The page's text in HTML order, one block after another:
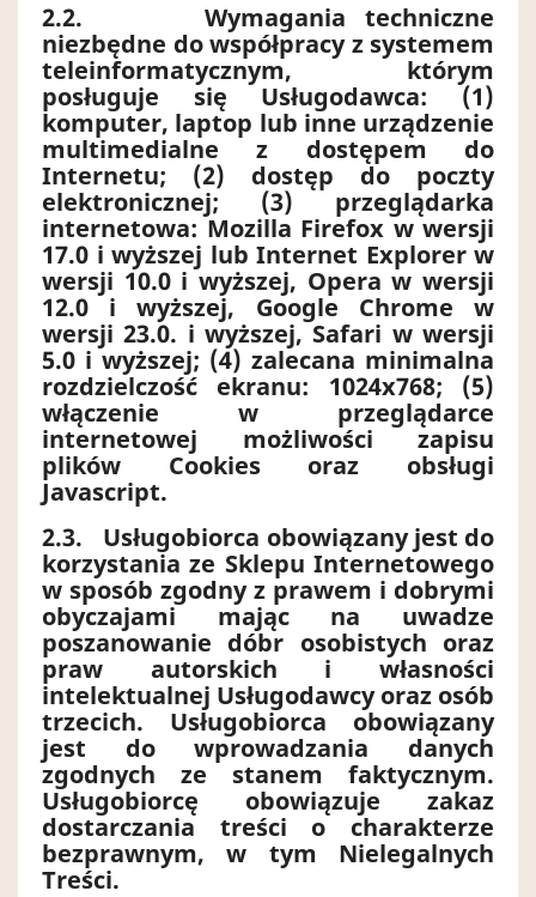
2.2.
Wymagania techniczne
niezbędne do współpracy z systemem
teleinformatycznym, którym
posługuje się Usługodawca: (1)
komputer, laptop lub inne urządzenie
multimedialne z dostępem do
Internetu; (2) dostęp do poczty
elektronicznej; (3) przeglądarka
internetowa: Mozilla Firefox w wersji
17.0 i wyższej lub Internet Explorer w
wersji 10.0 i wyższej, Opera w wersji
12.0 i wyższej, Google Chrome w
wersji 23.0. i wyższej, Safari w wersji
5.0 i wyższej; (4) zalecana minimalna
rozdzielczość ekranu: 1024x768; (5)
włączenie w przeglądarce
internetowej możliwości zapisu
plików Cookies oraz obsługi
Javascript.
2.3.
Usługobiorca obowiązany jest do
korzystania ze Sklepu Internetowego
w sposób zgodny z prawem i dobrymi
obyczajami mając na uwadze
poszanowanie dóbr osobistych oraz
praw autorskich i własności
intelektualnej Usługodawcy oraz osób
trzecich. Usługobiorca obowiązany
jest do wprowadzania danych
zgodnych ze stanem faktycznym.
Usługobiorcę obowiązuje zakaz
dostarczania treści o charakterze
bezprawnym, w tym Nielegalnych
Treści.